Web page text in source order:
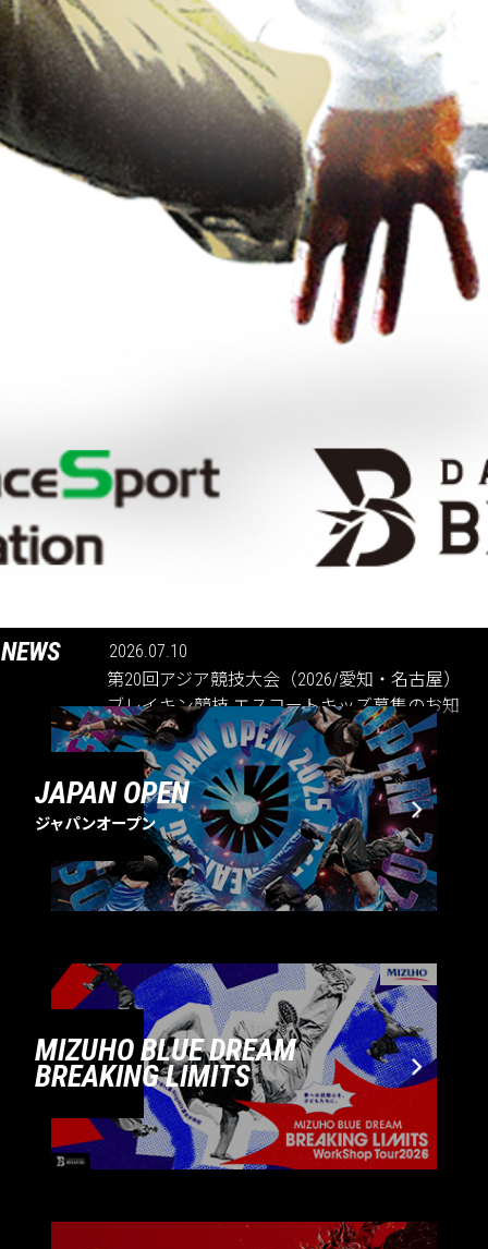
NEWS
2026.07.10
第20回アジア競技大会（2026/愛知・名古屋）
ブレイキン競技 エスコートキッズ募集のお知
らせ
JAPAN OPEN
ジャパンオープン
MIZUHO BLUE DREAM
BREAKING LIMITS